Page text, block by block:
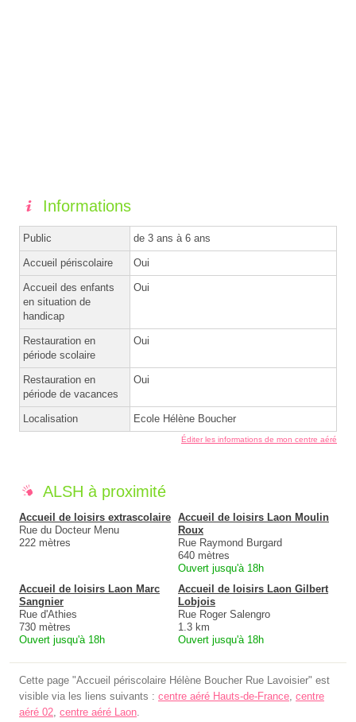
Informations
Public de 3 ans à 6 ans
Accueil périscolaire Oui
Accueil des enfants
en situation de
handicap
Oui
Restauration en
période scolaire
Oui
Restauration en
période de vacances
Oui
Localisation Ecole Hélène Boucher
Éditer les informations de mon centre aéré
ALSH à proximité
Accueil de loisirs extrascolaire
Rue du Docteur Menu
222 mètres
Accueil de loisirs Laon Moulin
Roux
Rue Raymond Burgard
640 mètres
Ouvert jusqu'à 18h
Accueil de loisirs Laon Marc
Sangnier
Rue d'Athies
730 mètres
Ouvert jusqu'à 18h
Accueil de loisirs Laon Gilbert
Lobjois
Rue Roger Salengro
1.3 km
Ouvert jusqu'à 18h
Cette page "Accueil périscolaire Hélène Boucher Rue Lavoisier" est
visible via les liens suivants : centre aéré Hauts-de-France, centre
aéré 02, centre aéré Laon.